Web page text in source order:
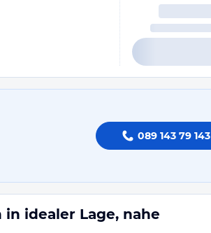
089 143 79 143
idealer Lage, nahe